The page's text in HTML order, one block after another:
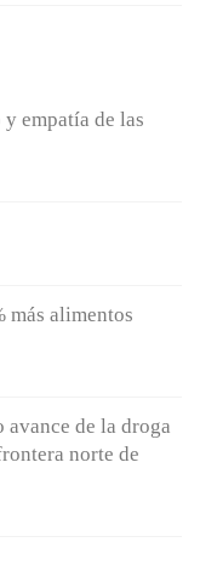
empatía de las
más alimentos
de la droga
norte de